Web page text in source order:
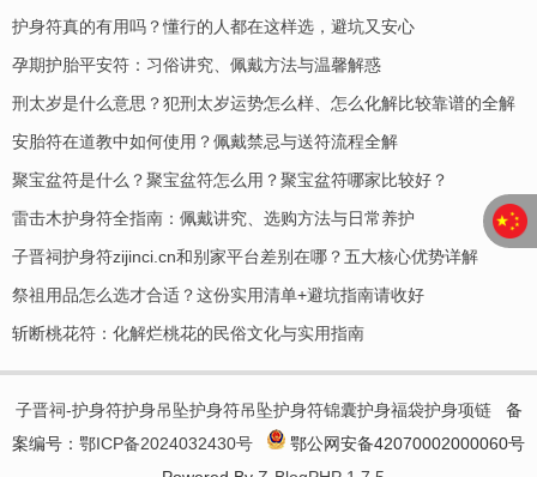
护身符真的有用吗？懂行的人都在这样选，避坑又安心
孕期护胎平安符：习俗讲究、佩戴方法与温馨解惑
刑太岁是什么意思？犯刑太岁运势怎么样、怎么化解比较靠谱的全解
安胎符在道教中如何使用？佩戴禁忌与送符流程全解
聚宝盆符是什么？聚宝盆符怎么用？聚宝盆符哪家比较好？
​雷击木护身符全指南：佩戴讲究、选购方法与日常养护
子晋祠护身符zijinci.cn和别家平台差别在哪？五大核心优势详解
祭祖用品怎么选才合适？这份实用清单+避坑指南请收好
斩断桃花符：化解烂桃花的民俗文化与实用指南
子晋祠-护身符护身吊坠护身符吊坠护身符锦囊护身福袋护身项链备
案编号： 鄂ICP备2024032430号
鄂公网安备42070002000060号